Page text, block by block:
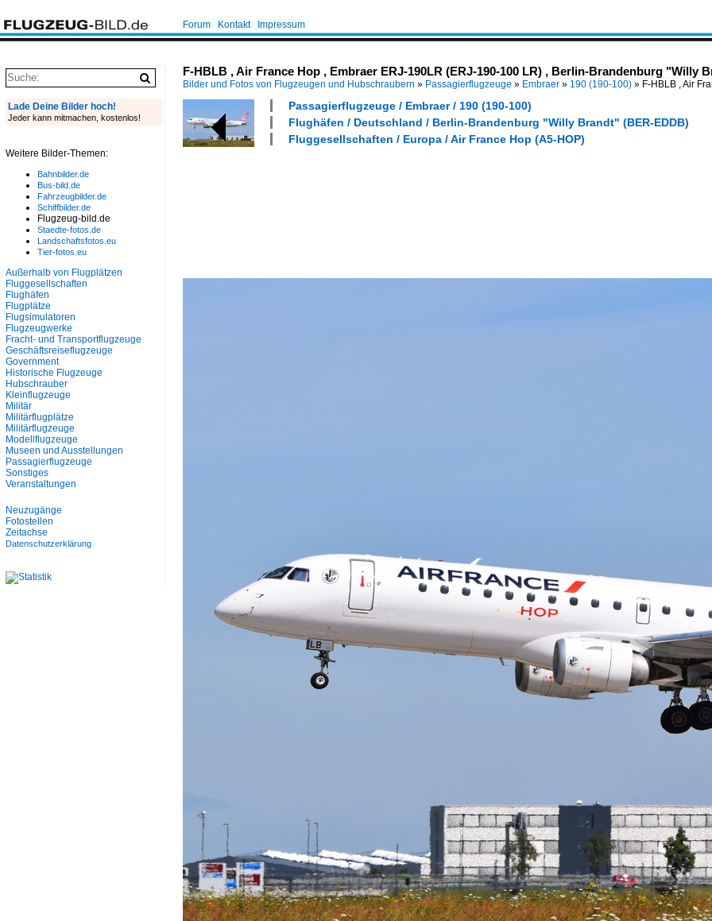
Forum Kontakt Impressum
F-HBLB , Air France Hop , Embraer ERJ-190LR (ERJ-190-100 LR) , Berlin-Brandenburg "Willy
Bilder und Fotos von Flugzeugen und Hubschraubern » Passagierflugzeuge » Embraer » 190 (190-100) » F-HBLB , Air
Passagierflugzeuge / Embraer / 190 (190-100)
Flughäfen / Deutschland / Berlin-Brandenburg "Willy Brandt" (BER-EDDB)
Fluggesellschaften / Europa / Air France Hop (A5-HOP)
Lade Deine Bilder hoch!
Jeder kann mitmachen, kostenlos!
Weitere Bilder-Themen:
Bahnbilder.de
Bus-bild.de
Fahrzeugbilder.de
Schiffbilder.de
Flugzeug-bild.de
Staedte-fotos.de
Landschaftsfotos.eu
Tier-fotos.eu
Außerhalb von Flugplätzen
Fluggesellschaften
Flughäfen
Flugplätze
Flugsimulatoren
Flugzeugwerke
Fracht- und Transportflugzeuge
Geschäftsreiseflugzeuge
Government
Historische Flugzeuge
Hubschrauber
Kleinflugzeuge
Militär
Militärflugplätze
Militärflugzeuge
Modellflugzeuge
Museen und Ausstellungen
Passagierflugzeuge
Sonstiges
Veranstaltungen
Neuzugänge
Fotostellen
Zeitachse
Datenschutzerklärung